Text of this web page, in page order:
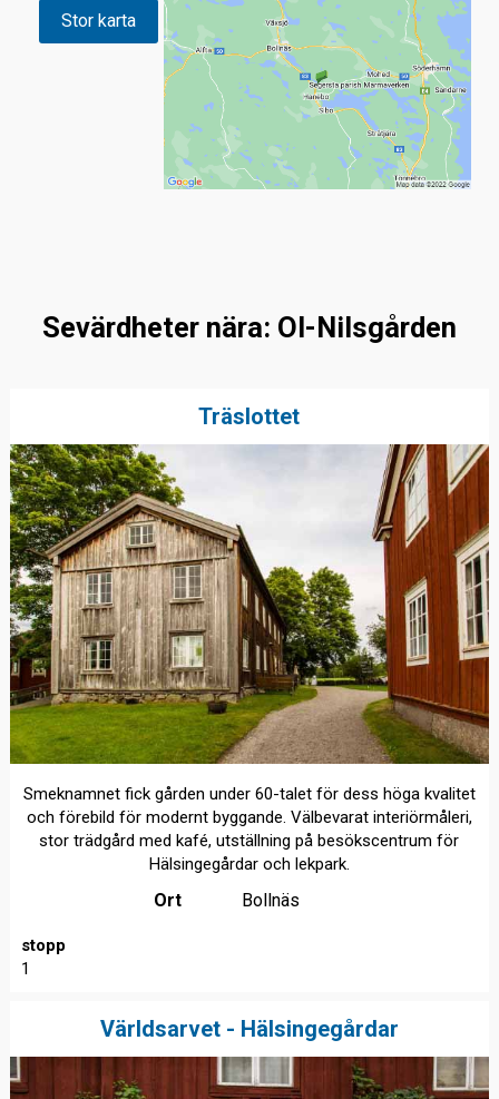
Stor karta
Sevärdheter nära: Ol-Nilsgården
Träslottet
Smeknamnet fick gården under 60-talet för dess höga kvalitet
och förebild för modernt byggande. Välbevarat interiörmåleri,
stor trädgård med kafé, utställning på besökscentrum för
Hälsingegårdar och lekpark.
Ort Bollnäs
stopp
1
Världsarvet - Hälsingegårdar